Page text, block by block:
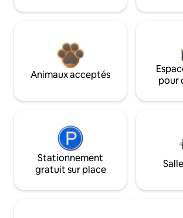
Animaux acceptés
pour
Stationnement
gratuit sur place